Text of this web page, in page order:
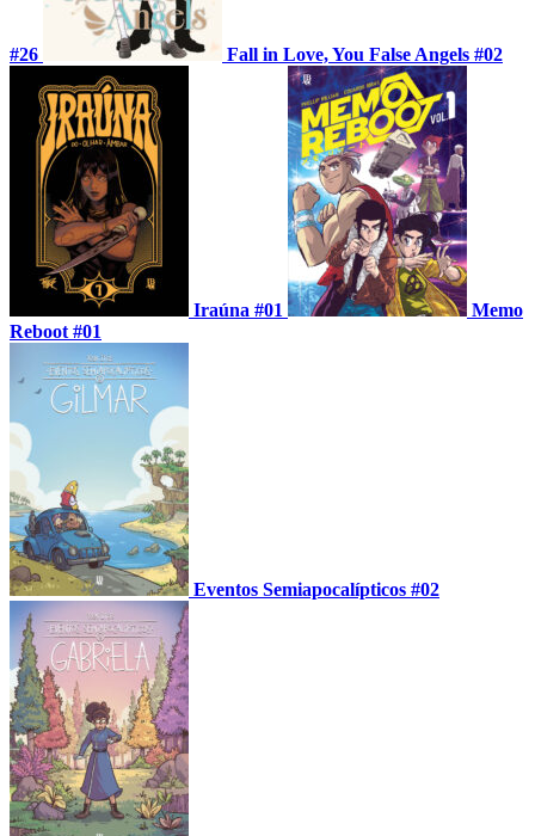
#26 Fall in Love, You False Angels #02
Iraúna #01
Memo
Reboot #01
Eventos Semiapocalípticos #02